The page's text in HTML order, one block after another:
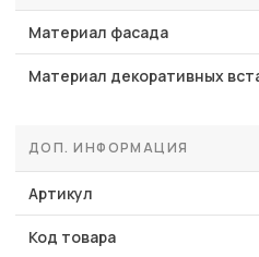
Материал фасада
Материал декоративных
ДОП. ИНФОРМАЦИЯ
Артикул
Код товара